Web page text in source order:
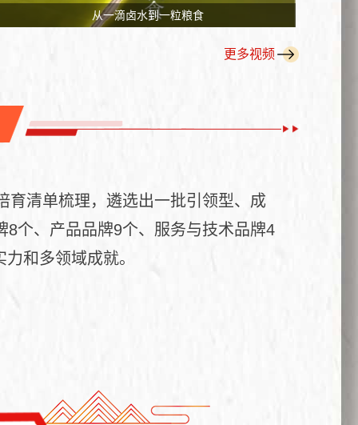
守初心使命，铸百年品牌
从盐滩到高地，盐湖“锂”项的时代蝶变
从一滴卤水到一粒粮食
更多视频
育清单梳理，遴选出一批引领型、成
个、产品品牌9个、服务与技术品牌4
和多领域成就。